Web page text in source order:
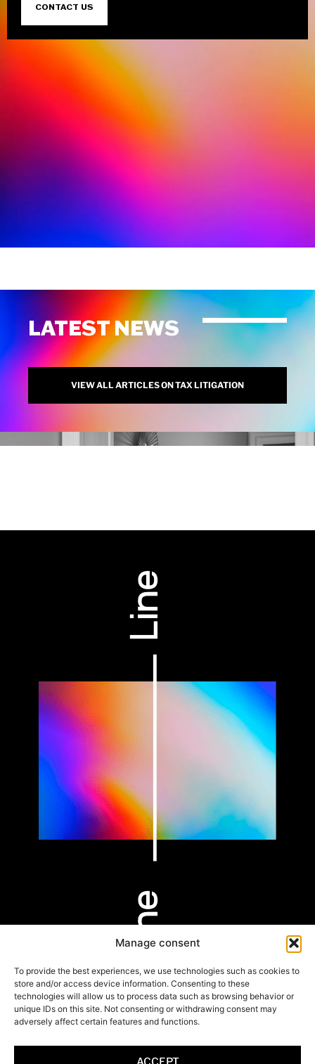
Manage consent
To provide the best experiences, we use technologies such as cookies to
store and/or access device information. Consenting to these
technologies will allow us to process data such as browsing behavior or
unique IDs on this site. Not consenting or withdrawing consent may
adversely affect certain features and functions.
CONTACT US
LATEST NEWS
VIEW ALL ARTICLES ON TAX LITIGATION
9 rue Alfred de
Vigny
75008 Paris
+33 6 20 35 25 92
53 Cours Xavier
Arnozan
33000 Bordeaux
+33 6 20 35 25 92
803 Av. des
Rémouleurs
40150 Hossegor